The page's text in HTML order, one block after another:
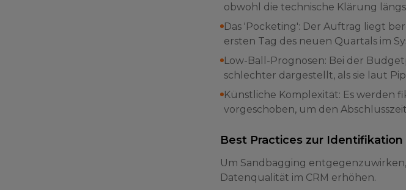
obwohl die technische Klärung
Das 'Pocketing': Der Auftrag liegt
ersten Tag des neuen Quartals im
Low-Ball-Prognosen: Bei der
schlechter dargestellt, als sie laut
Künstliche Komplexität: Es werden
vorgeschoben, um den
Best Practices zur Identifikation
Um Sandbagging
Datenqualität im CRM erhöhen.